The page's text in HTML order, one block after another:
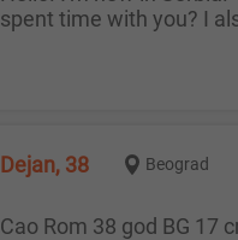
spent time with you? I
Dejan, 38 Beograd
Cao Rom 38 god BG